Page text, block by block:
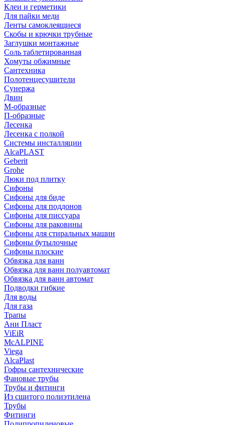
Клеи и герметики
Для пайки меди
Ленты самоклеящиеся
Скобы и крючки трубные
Заглушки монтажные
Соль таблетированная
Хомуты обжимные
Сантехника
Полотенцесушители
Сунержа
Двин
М-образные
П-образные
Лесенка
Лесенка с полкой
Системы инсталляции
AlcaPLAST
Geberit
Grohe
Люки под плитку
Сифоны
Сифoны для биде
Сифoны для поддонов
Сифoны для писсуара
Сифоны для раковины
Сифоны для стиральных машин
Сифоны бутылочные
Сифоны плоские
Обвязка для ванн
Обвязка для ванн полуавтомат
Обвязка для ванн автомат
Подводки гибкие
Для воды
Для газа
Трапы
Ани Пласт
ViEiR
McALPINE
Viega
AlcaPlast
Гофры сантехнические
Фановые трубы
Трубы и фитинги
Из сшитого полиэтилена
Трубы
Фитинги